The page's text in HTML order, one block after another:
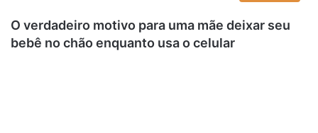
O verdadeiro motivo para uma mãe deixar seu
bebê no chão enquanto usa o celular